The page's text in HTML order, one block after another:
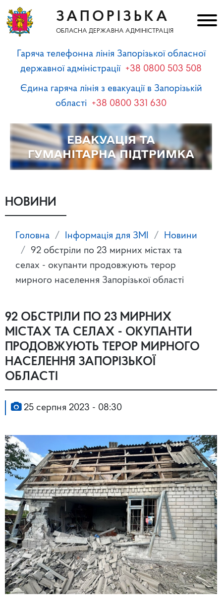
ЗАПОРІЗЬКА
ОБЛАСНА ДЕРЖАВНА АДМІНІСТРАЦІЯ
Гаряча телефонна лінія Запорізької обласної
державної адміністрації +38 0800 503 508
Єдина гаряча лінія з евакуації в Запорізькій
області +38 0800 331 630
НОВИНИ
Головна Інформація для ЗМІ
Новини
92 обстріли по 23 мирних містах та
селах - окупанти продовжують терор
мирного населення Запорізької області
92 ОБСТРІЛИ ПО 23 МИРНИХ
МІСТАХ ТА СЕЛАХ - ОКУПАНТИ
ПРОДОВЖУЮТЬ ТЕРОР МИРНОГО
НАСЕЛЕННЯ ЗАПОРІЗЬКОЇ
ОБЛАСТІ
25 серпня 2023 - 08:30